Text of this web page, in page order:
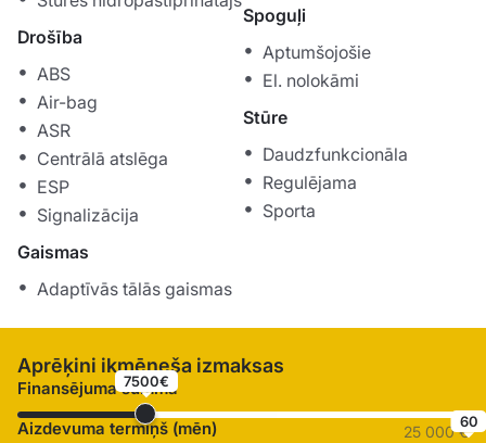
Drošība
ABS
Air-bag
ASR
Centrālā atslēga
ESP
Signalizācija
Gaismas
Adaptīvās tālās gaismas
Spoguļi
Aptumšojošie
El. nolokāmi
Stūre
Daudzfunkcionāla
Regulējama
Sporta
Aprēķini ikmēneša izmaksas
Finansējuma summa
7500€
25 000 €
Aizdevuma termiņš (mēn) 60